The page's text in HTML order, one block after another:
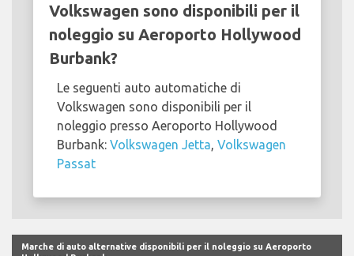
Volkswagen sono disponibili per il
noleggio su Aeroporto Hollywood
Burbank?
Le seguenti auto automatiche di
Volkswagen sono disponibili per il
noleggio presso Aeroporto Hollywood
Burbank: Volkswagen Jetta Volkswagen
Passat
Marche di auto alternative disponibili per il noleggio su Aeroporto